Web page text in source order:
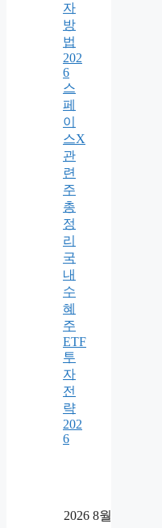
자
방
법
202
6
스
페
이
스X
관
련
주
총
정
리
국
내
수
혜
주
ETF
투
자
전
략
202
6
2026 8월